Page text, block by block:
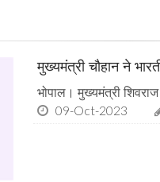
मुख्यमंत्री चौहान ने
भोपाल। मुख्यमंत्री
09-Oct-2023